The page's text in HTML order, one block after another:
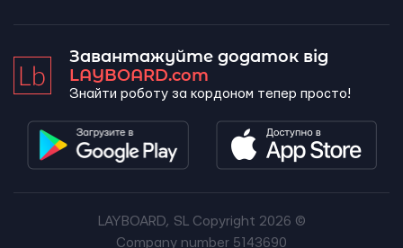
Завантажуйте додаток від
LAYBOARD.com
Знайти роботу за кордоном тепер просто!
LAYBOARD, SL Copyright 2026 ©
Company number 5143690